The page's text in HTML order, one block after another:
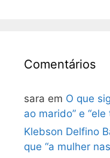
Comentários
sara em O que
ao marido” e
Klebson Delfino
que “a mulher